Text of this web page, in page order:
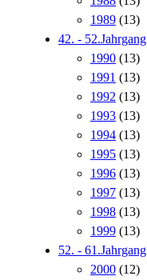
1989 (13)
42. - 52.Jahrgang
1990 (13)
1991 (13)
1992 (13)
1993 (13)
1994 (13)
1995 (13)
1996 (13)
1997 (13)
1998 (13)
1999 (13)
52. - 61.Jahrgang
2000 (12)